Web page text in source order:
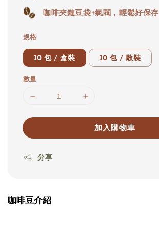
咖啡夾鏈豆袋+氣閥，輕鬆好保存
規格
10 包 / 盒裝 10 包 / 散裝
數量
加入購物車
分享
咖啡豆介紹